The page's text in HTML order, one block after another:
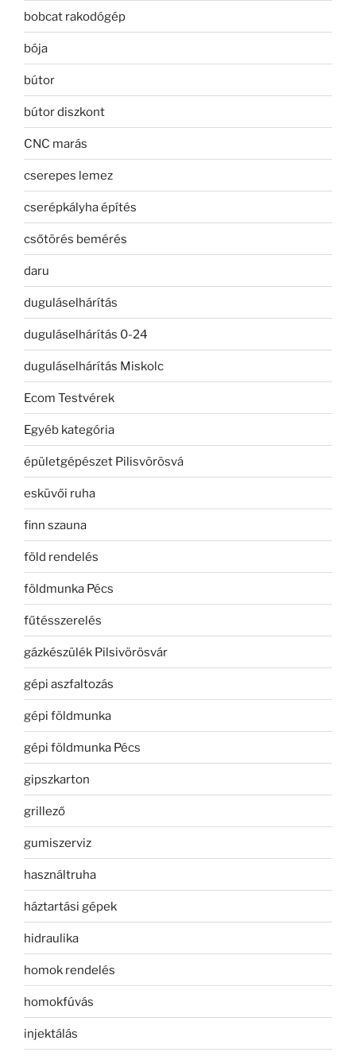
bobcat rakodógép
bója
bútor
bútor diszkont
CNC marás
cserepes lemez
cserépkályha építés
csőtörés bemérés
daru
duguláselhárítás
duguláselhárítás 0-24
duguláselhárítás Miskolc
Ecom Testvérek
Egyéb kategória
épületgépészet Pilisvörösvá
esküvői ruha
finn szauna
föld rendelés
földmunka Pécs
fűtésszerelés
gázkészülék Pilsivörösvár
gépi aszfaltozás
gépi földmunka
gépi földmunka Pécs
gipszkarton
grillező
gumiszerviz
használtruha
háztartási gépek
hidraulika
homok rendelés
homokfúvás
injektálás